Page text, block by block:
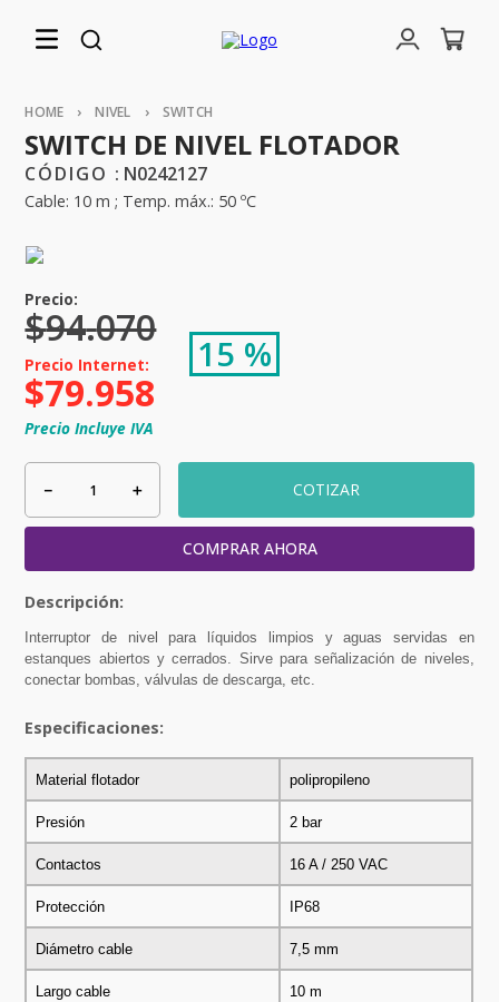
NIVEL SWITCH
SWITCH DE NIVEL FLOTADOR
: N0242127
Cable: 10 m ; Temp. máx.: 50 ºC
$94.070
15 %
$79.958
Precio Incluye IVA
＋
－ COTIZAR
COMPRAR AHORA
Interruptor de nivel para líquidos limpios y aguas servidas en
estanques abiertos y cerrados. Sirve para señalización de niveles,
conectar bombas, válvulas de descarga, etc.
Especificaciones:
Material flotador polipropileno
Presión 2 bar
Contactos 16 A / 250 VAC
Protección IP68
Diámetro cable 7,5 mm
Largo cable 10 m